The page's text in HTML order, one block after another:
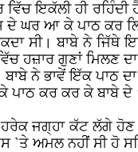
ਇਕੱਲੀ ਹੀ ਰਹਿੰਦੀ
ਦੇ ਘਰ ਆ ਕੇ ਪਾਠ ਕਰ
ਸੀ। ਬਾਬੇ ਨੇ
ਹਜ਼ਾਰ ਗੁਣਾਂ ਮਿਲਣ
ਬਾਬੇ ਨੇ ਭਾਵੇਂ ਇੱਕ
ਪਾਠ ਕਰ ਕਰ ਕੇ ਬਾਬੇ ਦੇ
ਜਗ੍ਹਾ ਕੱਟ ਲੱਗੇ ਹੋਣ
ਅਮਲ ਨਹੀਂ ਸੀ ਹੋ